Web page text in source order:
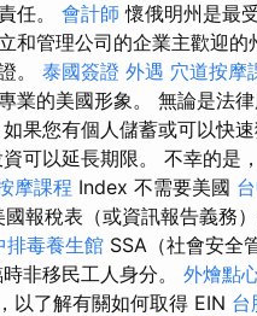
任。 會計師 懷俄明州是最
和管理公司的企業主歡迎的
。 泰國簽證 外遇 穴道按摩
業的美國形象。 無論是法
果您有個人儲蓄或可以快
可以延長期限。 不幸的是
摩課程 Index 不需要美國
國報稅表（或資訊報告義務
排毒養生館 SSA（社會安全
非移民工人身分。 外燴點
以了解有關如何取得 EIN 台